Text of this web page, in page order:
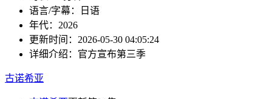
语言/字幕：
日语
年代： 2026
更新时间： 2026-05-30 04:05:24
详细介绍： 官方宣布第三季
古诺希亚